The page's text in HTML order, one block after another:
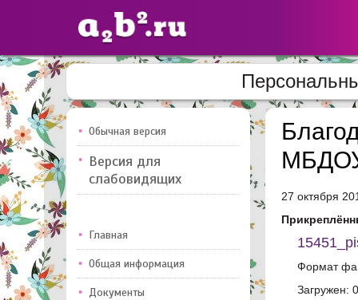
Сайты
педагогов
Добавлено — 10947
Обычная версия
Версия для
слабовидящих
Главная
Общая информация
Документы
27 октября
Формат
Загружен: